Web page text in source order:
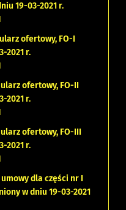
19-03-2021 r.
ofertowy, FO-I
2021 r.
ofertowy, FO-II
2021 r.
ofertowy, FO-III
2021 r.
umowy dla części nr I
w dniu 19-03-2021